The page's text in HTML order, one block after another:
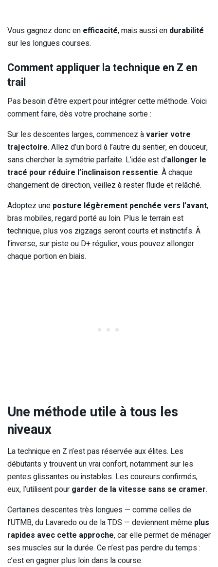
Vous gagnez donc en efficacité, mais aussi en durabilité
sur les longues courses.
Comment appliquer la technique en Z en
trail
Pas besoin d’être expert pour intégrer cette méthode. Voici
comment faire, dès votre prochaine sortie :
Sur les descentes larges, commencez àvarier votre
trajectoire. Allez d’un bord à l’autre du sentier, en douceur,
sans chercher la symétrie parfaite. L’idée est d’allonger le
tracé pour réduire l’inclinaison ressentie. À chaque
changement de direction, veillez à rester fluide et relâché.
Adoptez une posture légèrement penchée vers l’avant,
bras mobiles, regard porté au loin. Plus le terrain est
technique, plus vos zigzags seront courts et instinctifs. À
l’inverse, sur piste ou D+ régulier, vous pouvez allonger
chaque portion en biais.
Une méthode utile à tous les
niveaux
La technique en Z n’est pas réservée aux élites. Les
débutants y trouvent un vrai confort, notamment sur les
pentes glissantes ou instables. Les coureurs confirmés,
eux, l’utilisent pour garder de la vitesse sans se cramer.
Certaines descentes très longues — comme celles de
l’UTMB, du Lavaredo ou de la TDS — deviennent même plus
rapides avec cette approche, car elle permet de ménager
ses muscles sur la durée. Ce n’est pas perdre du temps :
c’est en gagner plus loin dans la course.